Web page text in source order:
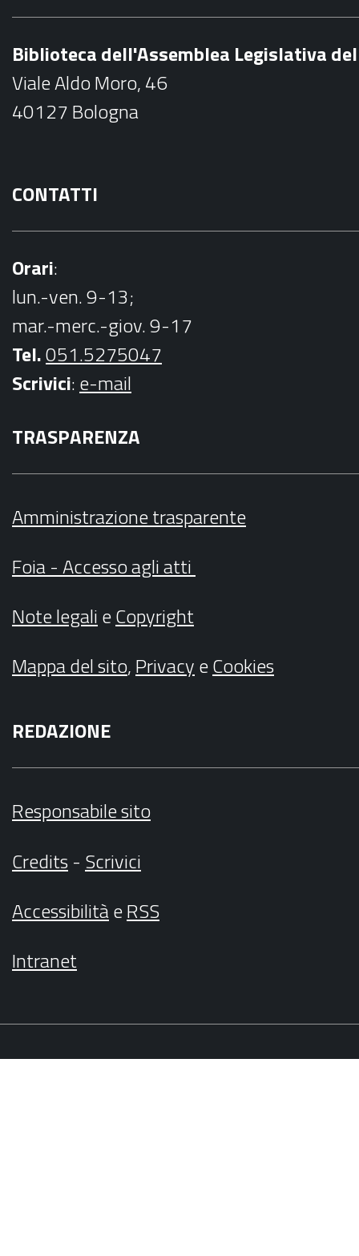
e
k
Biblioteca dell'Assemblea Legislativa
Viale Aldo Moro, 46
40127 Bologna
CONTATTI
Orari:
lun.-ven. 9-13;
mar.-merc.-giov. 9-17
Tel.051.5275047
Scrivici:e-mail
TRASPARENZA
Amministrazione trasparente
Foia - Accesso agli atti
Note legalieCopyright
Mappa del sito,PrivacyeCookies
REDAZIONE
Responsabile sito
Credits- Scrivici
AccessibilitàeRSS
Intranet